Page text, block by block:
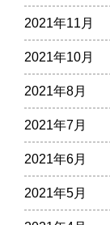
2021年11月
2021年10月
2021年8月
2021年7月
2021年6月
2021年5月